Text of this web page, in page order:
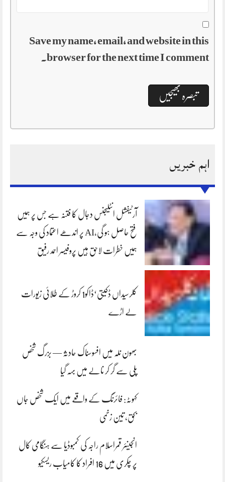
Save my name, email, and website in this
browser for the next time I comment.
اہم خبریں
آرٹیفشل انٹلیجنس دجال کا فتنہ ہے جس پر ہمیں
فتح حاصل ہو گی،AI پر اندھے اعتماد کی وجہ سے
ہمیں خطرات لاحق ہیں پروفیسر احمد رفیق
کلرسیداں ڈکیتی‘ڈاکو1 کروڑ کے طلائی زیورات
لے اڑے
بھون نلہ میں افسوسناک حادثہ — بزرگ شخص
پلی سے گر کر نالے میں بہہ گیا
کہوٹہ: فائرنگ کے واقعے میں ایک شخص جاں
بحق، تین زخمی
انجینئر قمراسلام راجہ کی کمبوڈیا سے ہنگامی کال
پر چکری میں 16 افراد کا کامیاب ریسکیو